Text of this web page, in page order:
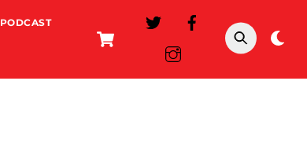
Cart
PODCAST